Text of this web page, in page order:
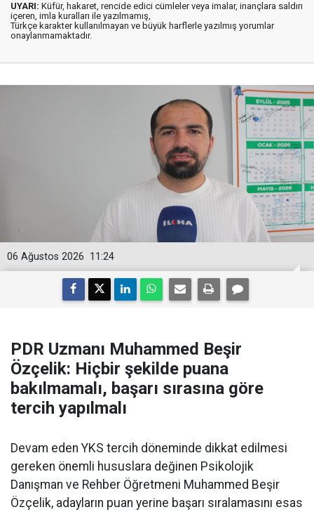
UYARI: Küfür, hakaret, rencide edici cümleler veya imalar, inançlara saldırı
içeren, imla kuralları ile yazılmamış,
Türkçe karakter kullanılmayan ve büyük harflerle yazılmış yorumlar
onaylanmamaktadır.
11:24
06 Ağustos 2026
PDR Uzmanı Muhammed Beşir
Özçelik: Hiçbir şekilde puana
bakılmamalı, başarı sırasına göre
tercih yapılmalı
Devam eden YKS tercih döneminde dikkat edilmesi
gereken önemli hususlara değinen Psikolojik
Danışman ve Rehber Öğretmeni Muhammed Beşir
Özçelik, adayların puan yerine başarı sıralamasını esas